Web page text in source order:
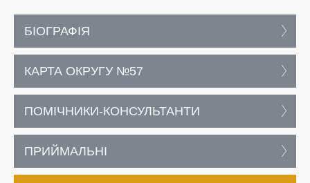
БІОГРАФІЯ
КАРТА ОКРУГУ №57
ПОМІЧНИКИ-КОНСУЛЬТАНТИ
ПРИЙМАЛЬНІ